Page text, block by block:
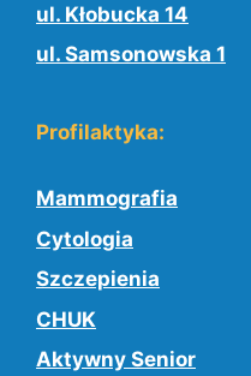
ul. Kłobucka 14
ul. Samsonowska 1
Profilaktyka:
Mammografia
Cytologia
Szczepienia
CHUK
Aktywny Senior